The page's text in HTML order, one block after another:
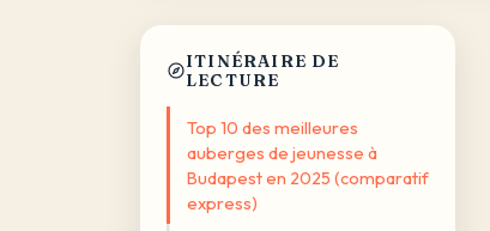
ITINÉRAIRE DE
LECTURE
Top 10 des meilleures
auberges de jeunesse à
Budapest en 2025 (comparatif
express)